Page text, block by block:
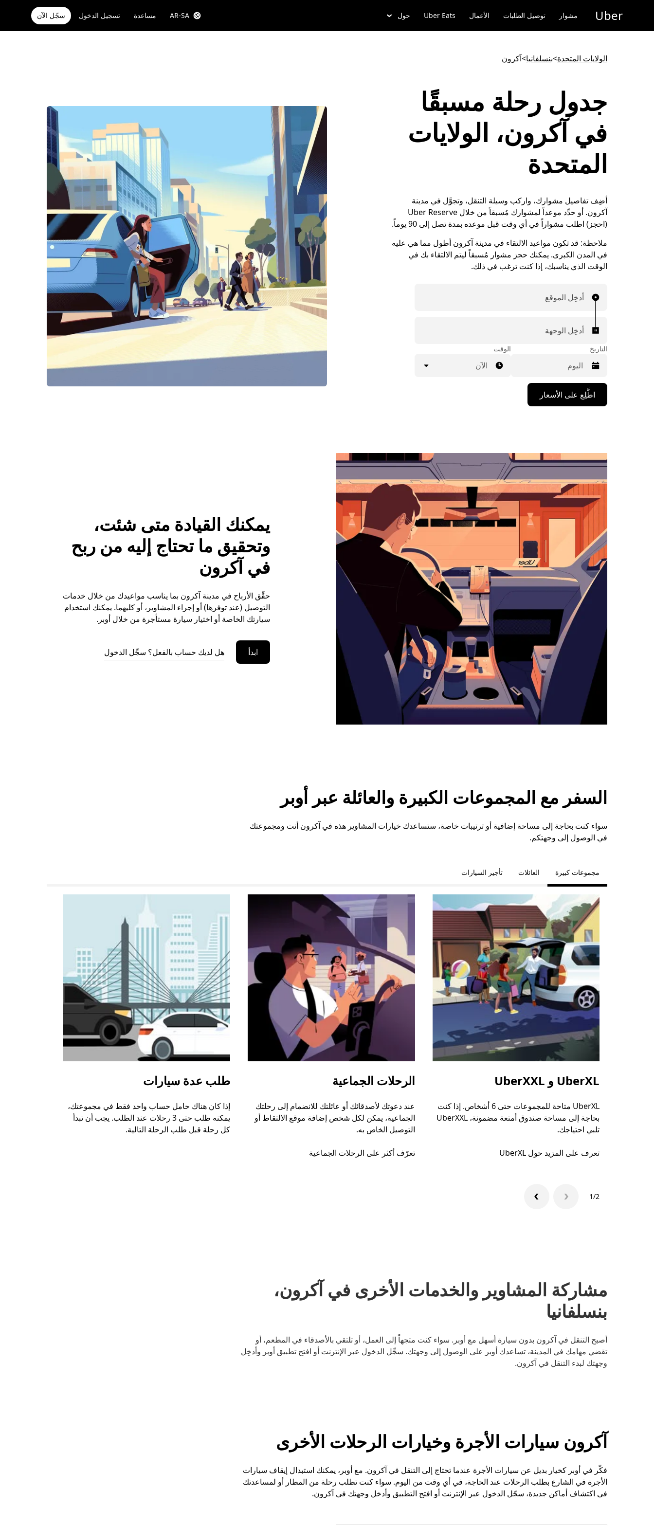
المحتوى
Uber مشوار توصيل الطلبات الأعمال Uber Eats حول AR-SA مساعدة تسجيل الدخول سجّل الآن
الولايات المتحدة>بنسلفانيا>آكرون
جدول رحلة مسبقًا
في آكرون، الولايات
المتحدة
أضِف تفاصيل مشوارك، واركب وسيلة التنقل، وتجوَّل في مدينة
آكرون. أو حدِّد موعداً لمشوارك مُسبقاً من خلال Uber Reserve
(احجز) اطلب مشواراً في أي وقت قبل موعده بمدة تصل إلى 90 يوماً.
ملاحظة: قد تكون مواعيد الالتقاء في مدينة آكرون أطول مما هي عليه
في المدن الكبرى. يمكنك حجز مشوار مُسبقاً ليتم الالتقاء بك في
الوقت الذي يناسبك، إذا كنت ترغب في ذلك.
أدخِل الموقع
أدخِل الوجهة
التاريخ
اضغط
على
مفتاح
التقويم
واختيار
اضغط
زر
الخروج
التقويم.
الوقت
الآن
اطَّلِع على الأسعار
يمكنك القيادة متى شئت،
وتحقيق ما تحتاج إليه من ربح
في آكرون
حقِّق الأرباح في مدينة آكرون بما يناسب مواعيدك من خلال خدمات
التوصيل (عند توفرها) أو إجراء المشاوير، أو كليهما. يمكنك استخدام
سيارتك الخاصة أو اختيار سيارة مستأجرة من خلال أوبر.
ابدأ هل لديك حساب بالفعل؟ سجِّل الدخول
السفر مع المجموعات الكبيرة والعائلة عبر أوبر
سواء كنت بحاجة إلى مساحة إضافية أو ترتيبات خاصة، ستساعدك خيارات المشاوير هذه في آكرون أنت ومجموعتك
في الوصول إلى وجهتكم.
مجموعات كبيرة العائلات تأجير السيارات
UberXL و UberXXL
UberXL متاحة للمجموعات حتى 6 أشخاص. إذا كنت
بحاجة إلى مساحة صندوق أمتعة مضمونة، UberXXL
تلبي احتياجك.
تعرف على المزيد حول UberXL
الرحلات الجماعية
عند دعوتك لأصدقائك أو عائلتك للانضمام إلى رحلتك
الجماعية، يمكن لكل شخص إضافة موقع الالتقاط أو
التوصيل الخاص به.
تعرّف أكثر على الرحلات الجماعية
طلب عدة سيارات
إذا كان هناك حامل حساب واحد فقط في مجموعتك،
يمكنه طلب حتى 3 رحلات عند الطلب. يجب أن تبدأ
كل رحلة قبل طلب الرحلة التالية.
1/2
مشاركة المشاوير والخدمات الأخرى في آكرون،
بنسلفانيا
أصبح التنقل في آكرون بدون سيارة أسهل مع أوبر. سواء كنت متجهاً إلى العمل، أو تلتقي بالأصدقاء في المطعم، أو
تقضي مهامك في المدينة، تساعدك أوبر على الوصول إلى وجهتك. سجِّل الدخول عبر الإنترنت أو افتح تطبيق أوبر وأدخِل
وجهتك لبدء التنقل في آكرون.
آكرون سيارات الأجرة وخيارات الرحلات الأخرى
فكّر في أوبر كخيار بديل عن سيارات الأجرة عندما تحتاج إلى التنقل في آكرون. مع أوبر، يمكنك استبدال إيقاف سيارات
الأجرة في الشارع بطلب الرحلات عند الحاجة، في أي وقت من اليوم. سواء كنت تطلب رحلة من المطار أو لمساعدتك
في اكتشاف أماكن جديدة، سجّل الدخول عبر الإنترنت أو افتح التطبيق وأدخل وجهتك في آكرون.